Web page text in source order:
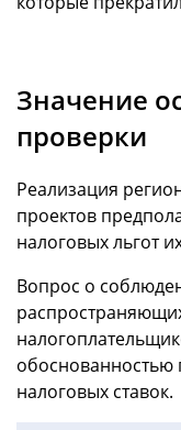
Значение
проверки
Реализация
проектов
налоговых льгот
Вопрос о
обоснованностью
налоговых ставок.